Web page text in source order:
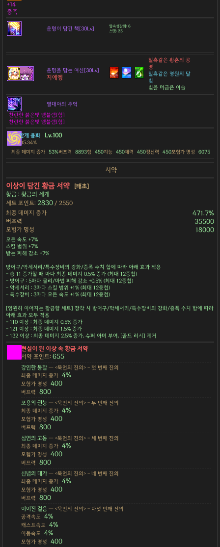
+14
증폭
운명이 담긴 책[30Lv]
암속성강화: 6
스탯: 25
운명을 담는 여신[30Lv]
지에엥
칠흑같은 황혼의 공
명
칠흑같은 영원의 달
빛
빛을 머금은 이슬
열대야의 추억
찬란한 붉은빛 엠블렘[힘]
찬란한 붉은빛 엠블렘[힘]
안개 융화
Lv.100
15.34%
최종 데미지 증가 53%버프력 8893힘 450지능 450체력 450정신력 450모험가 명성 6075
서약
이상이 담긴 황금 서약
[태초]
황금 : 황금의 세계
세트 포인트: 2830 / 2550
최종 데미지 증가
471.7%
버프력 35500
모험가 명성 18000
모든 속도 +7%
스킬 범위 +7%
받는 피해 감소 +7%
방어구/악세서리/특수장비의 강화/증폭 수치 합에 따라 아래 효과 적용
- 총 11 증가할 때 마다 최종 데미지 0.5% 증가 (최대 12중첩)
- 방어구 : 5마다 물리/마법 피해 감소 +0.5% (최대 12중첩)
- 악세서리 : 3마다 스킬 범위 +1% (최대 12중첩)
- 특수장비 : 3마다 모든 속도 +1% (최대 12중첩)
[영원히 이어지는 황금향 세트] 장착 시 방어구/악세서리/특수장비의 강화/증폭 수치 합에 따라
아래 효과 모두 적용
- 110 이상 : 최종 데미지 0.5% 증가
- 121 이상 : 최종 데미지 1.5% 증가
- 132 이상 : 최종 데미지 2.5% 증가, 슈퍼 아머 부여, [골드 러시] 제거
현실이 된 이상 속 황금 서약
서약 포인트:655
강인한 통찰— <묵언의 진의> - 첫 번째 진의
최종 데미지 증가 4%
모험가 명성 400
버프력 800
포용의 권능— <묵언의 진의> - 두 번째 진의
최종 데미지 증가 4%
모험가 명성 400
버프력 800
심연의 고동— <묵언의 진의> - 세 번째 진의
최종 데미지 증가 4%
모험가 명성 400
버프력 800
신념의 대가— <묵언의 진의> - 네 번째 진의
최종 데미지 증가 4%
모험가 명성 400
버프력 800
이어진 걸음— <묵언의 진의> - 다섯 번째 진의
공격속도
4%
캐스트속도 4%
이동속도 4%
모험가 명성 400